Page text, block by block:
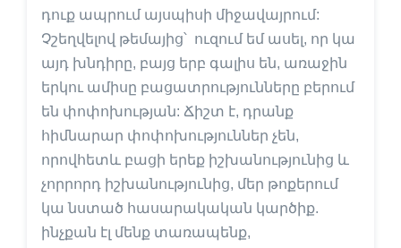
դուք ապրում այսպիսի միջավայրում:
Չշեղվելով թեմայից՝ ուզում եմ ասել, որ կա
այդ խնդիրը, բայց երբ գալիս են, առաջին
երկու ամիսը բացատրությունները բերում
են փոփոխության: Ճիշտ է, դրանք
հիմնարար փոփոխություններ չեն,
որովհետև բացի երեք իշխանությունից և
չորրորդ իշխանությունից, մեր թոքերում
կա նստած հասարակական կարծիք.
ինչքան էլ մենք տառապենք,